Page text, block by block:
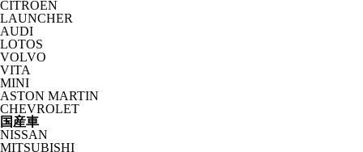
CITROËN
LAUNCHER
AUDI
LOTOS
VOLVO
VITA
MINI
ASTON MARTIN
CHEVROLET
国産車
NISSAN
MITSUBISHI